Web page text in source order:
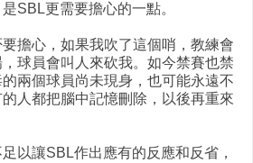
SBL更需要擔心的一點。
擔心，如果我吹了這個哨，教練會
球員會叫人來砍我。如今禁賽也禁
兩個球員尚未現身，也可能永遠不
人都把腦中記憶刪除，以後再重來
以讓SBL作出應有的反應和反省，